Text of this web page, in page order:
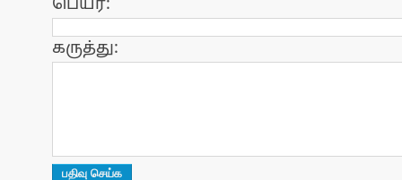
பெயர்:
கருத்து: